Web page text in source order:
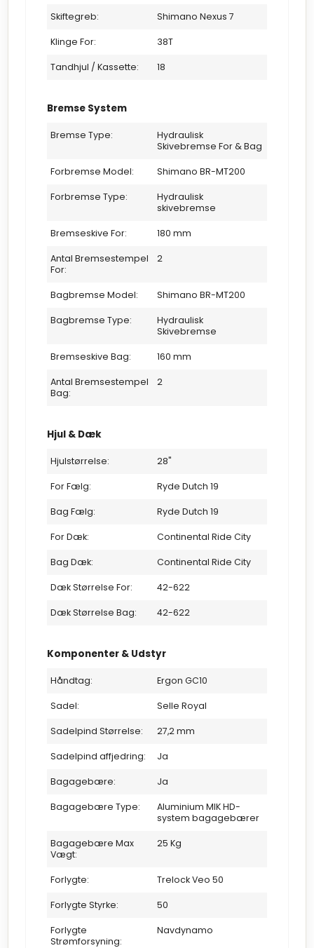
skabt til både daglig brug og aktive fritidsture.
Skiftegreb: Shimano Nexus 7
Klinge For: 38T
Tandhjul / Kassette: 18
Bremse System
Bremse Type:
Hydraulisk
Skivebremse For & Bag
Forbremse Model: Shimano BR-MT200
Forbremse Type:
Hydraulisk
skivebremse
Bremseskive For: 180 mm
Antal Bremsestempel
For:
2
Bagbremse Model: Shimano BR-MT200
Bagbremse Type:
Hydraulisk
Skivebremse
Bremseskive Bag: 160 mm
Antal Bremsestempel
Bag:
2
Hjul & Dæk
Hjulstørrelse: 28"
For Fælg: Ryde Dutch 19
Bag Fælg: Ryde Dutch 19
For Dæk: Continental Ride City
Bag Dæk: Continental Ride City
Dæk Størrelse For: 42-622
Dæk Størrelse Bag: 42-622
Komponenter & Udstyr
Håndtag: Ergon GC10
Sadel: Selle Royal
Sadelpind Størrelse: 27,2 mm
Sadelpind affjedring: Ja
Bagagebære: Ja
Bagagebære Type:
Aluminium MIK HD-
system bagagebærer
Bagagebære Max
Vægt:
25 Kg
Forlygte: Trelock Veo 50
Forlygte Styrke: 50
Forlygte
Strømforsyning:
Navdynamo